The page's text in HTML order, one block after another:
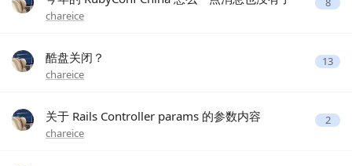
chareice
酷盘关闭？
chareice
13
关于 Rails Controller params 的参数内容
chareice
2